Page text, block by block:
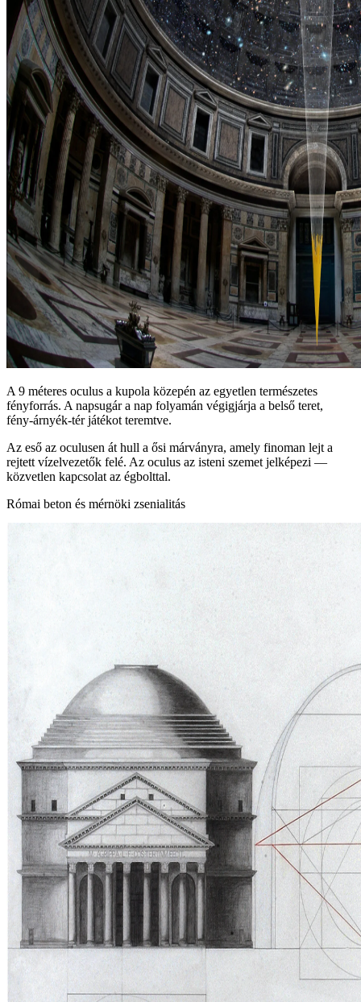
A 9 méteres oculus a kupola közepén az egyetlen természetes
fényforrás. A napsugár a nap folyamán végigjárja a belső teret,
fény‑árnyék‑tér játékot teremtve.
Az eső az oculusen át hull a ősi márványra, amely finoman lejt a
rejtett vízelvezetők felé. Az oculus az isteni szemet jelképezi —
közvetlen kapcsolat az égbolttal.
Római beton és mérnöki zsenialitás